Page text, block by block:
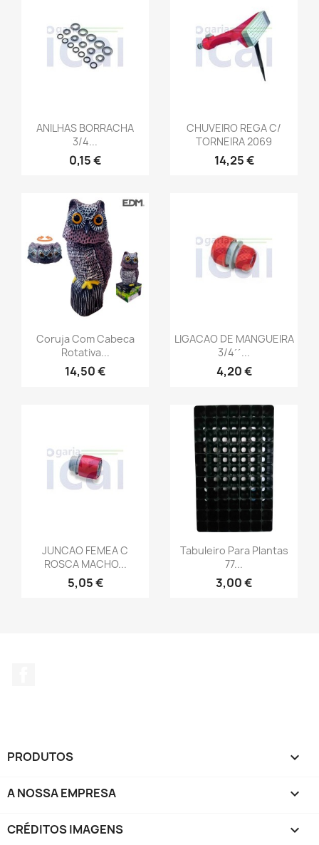
ANILHAS BORRACHA
3/4...
0,15 €
CHUVEIRO REGA C/
TORNEIRA 2069
14,25 €
Coruja Com Cabeca
Rotativa...
14,50 €
LIGACAO DE MANGUEIRA
3/4´´...
4,20 €
JUNCAO FEMEA C
ROSCA MACHO...
5,05 €
Tabuleiro Para Plantas
77...
3,00 €
PRODUTOS 
A NOSSA EMPRESA 
CRÉDITOS IMAGENS 